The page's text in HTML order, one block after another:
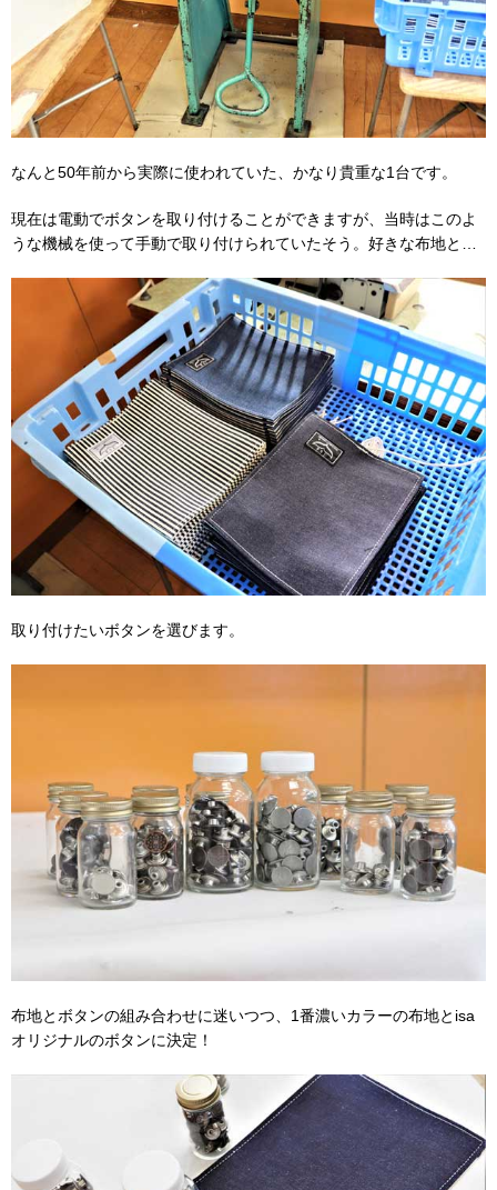
なんと50年前から実際に使われていた、かなり貴重な1台です。
現在は電動でボタンを取り付けることができますが、当時はこのよ
うな機械を使って手動で取り付けられていたそう。好きな布地と…
取り付けたいボタンを選びます。
布地とボタンの組み合わせに迷いつつ、1番濃いカラーの布地とisa
オリジナルのボタンに決定！